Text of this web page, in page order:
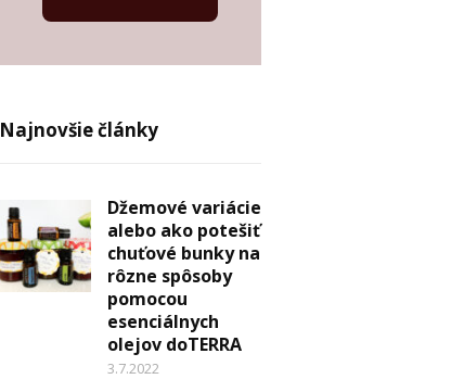
Najnovšie články
Džemové variácie
alebo ako potešiť
chuťové bunky na
rôzne spôsoby
pomocou
esenciálnych
olejov doTERRA
3.7.2022